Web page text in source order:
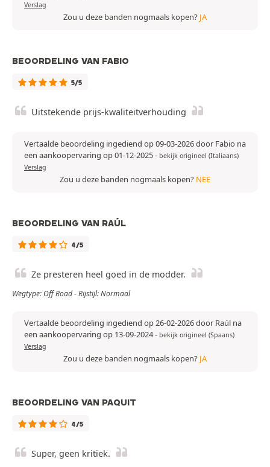
Verslag
Zou u deze banden nogmaals kopen? JA
BEOORDELING VAN FABIO
5/5
Uitstekende prijs-kwaliteitverhouding
Vertaalde beoordeling ingediend op 09-03-2026 door Fabio na
een aankoopervaring op 01-12-2025- bekijk origineel (Italiaans)
Verslag
Zou u deze banden nogmaals kopen? NEE
BEOORDELING VAN RAÚL
4/5
Ze presteren heel goed in de modder.
Wegtype: Off Road - Rijstijl: Normaal
Vertaalde beoordeling ingediend op 26-02-2026 door Raúl na
een aankoopervaring op 13-09-2024- bekijk origineel (Spaans)
Verslag
Zou u deze banden nogmaals kopen? JA
BEOORDELING VAN PAQUIT
4/5
Super, geen kritiek.